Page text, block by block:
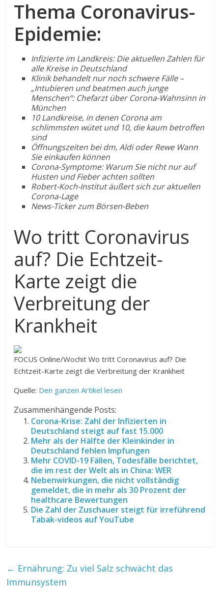
Thema Coronavirus-
Epidemie:
Infizierte im Landkreis: Die aktuellen Zahlen für
alle Kreise in Deutschland
Klinik behandelt nur noch schwere Fälle –
„Intubieren und beatmen auch junge
Menschen“: Chefarzt über Corona-Wahnsinn in
München
10 Landkreise, in denen Corona am
schlimmsten wütet und 10, die kaum betroffen
sind
Öffnungszeiten bei dm, Aldi oder Rewe Wann
Sie einkaufen können
Corona-Symptome: Warum Sie nicht nur auf
Husten und Fieber achten sollten
Robert-Koch-Institut äußert sich zur aktuellen
Corona-Lage
News-Ticker zum Börsen-Beben
Wo tritt Coronavirus
auf? Die Echtzeit-
Karte zeigt die
Verbreitung der
Krankheit
FOCUS Online/Wochit Wo tritt Coronavirus auf? Die
Echtzeit-Karte zeigt die Verbreitung der Krankheit
Quelle: Den ganzen Artikel lesen
Zusammenhängende Posts:
Corona-Krise: Zahl der Infizierten in
Deutschland steigt auf fast 15.000
Mehr als der Hälfte der Kleinkinder in
Deutschland fehlen Impfungen
Mehr COVID-19 Fällen, Todesfälle berichtet,
die im rest der Welt als in China: WER
Nebenwirkungen, die nicht vollständig
gemeldet, die in mehr als 30 Prozent der
healthcare Bewertungen
Die Zahl der Zuschauer steigt für irreführend
Tabak-videos auf YouTube
← Ernährung: Zu viel Salz schwächt das
Immunsystem